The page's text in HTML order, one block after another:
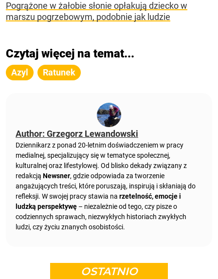
Pogrążone w żałobie słonie opłakują dziecko w
marszu pogrzebowym, podobnie jak ludzie
Czytaj więcej na temat...
Azyl Ratunek
Author: Grzegorz Lewandowski
Dziennikarz z ponad 20-letnim doświadczeniem w pracy
medialnej, specjalizujący się w tematyce społecznej,
kulturalnej oraz lifestylowej. Od blisko dekady związany z
redakcją Newsner, gdzie odpowiada za tworzenie
angażujących treści, które poruszają, inspirują i skłaniają do
refleksji. W swojej pracy stawia na rzetelność, emocje i
ludzką perspektywę – niezależnie od tego, czy pisze o
codziennych sprawach, niezwykłych historiach zwykłych
ludzi, czy życiu znanych osobistości.
OSTATNIO